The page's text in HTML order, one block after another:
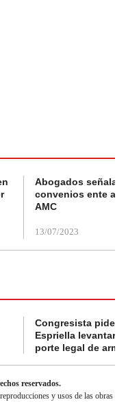
Abogados
convenios ente
AMC
13/07/2023
Congresista pide a
Espriella levantar
porte legal de
reservados.
y usos de las obras